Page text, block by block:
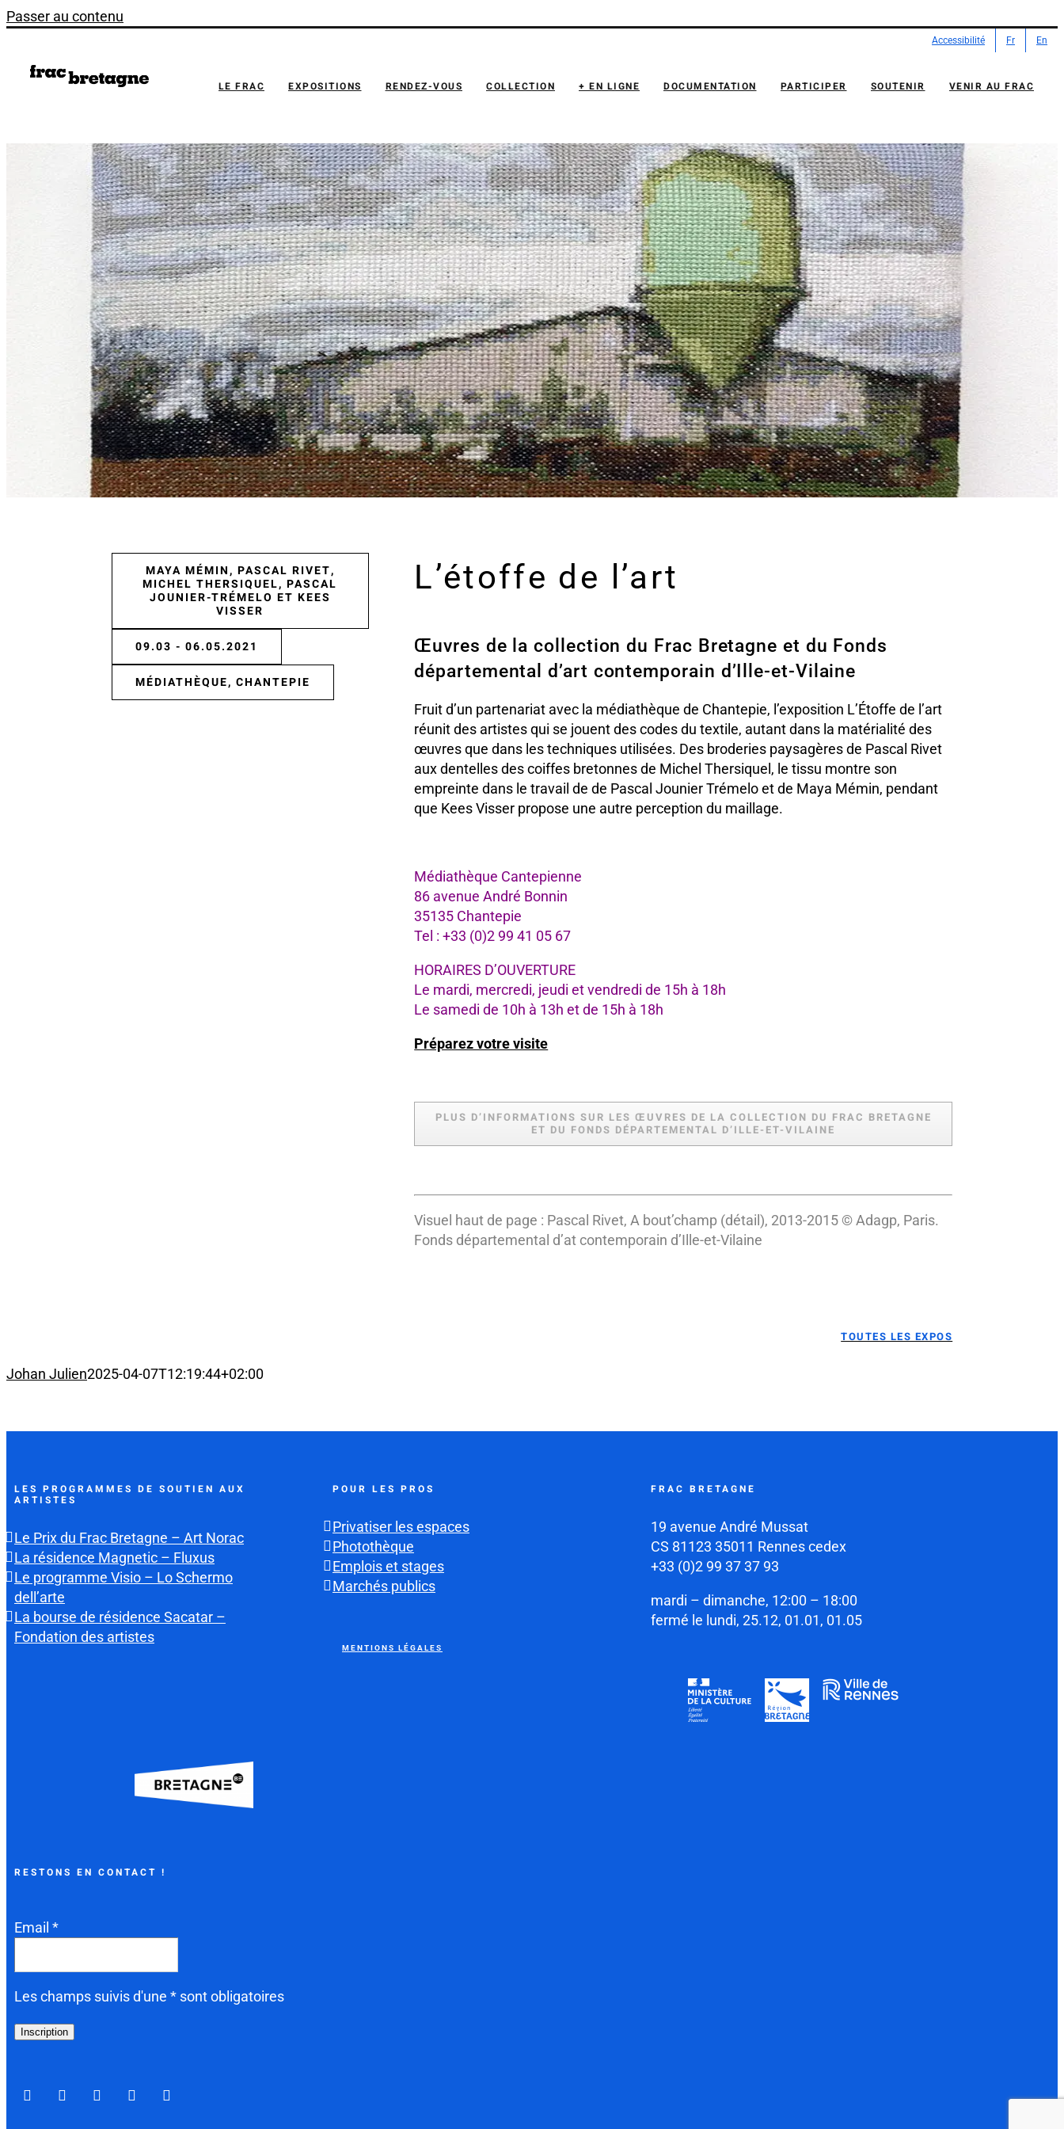
Passer au contenu
Accessibilité Fr En
LE FRAC EXPOSITIONS RENDEZ-VOUS COLLECTION + EN LIGNE DOCUMENTATION PARTICIPER SOUTENIR VENIR AU FRAC
MAYA MÉMIN, PASCAL RIVET,
MICHEL THERSIQUEL, PASCAL
JOUNIER-TRÉMELO ET KEES
VISSER
09.03 - 06.05.2021
MÉDIATHÈQUE, CHANTEPIE
L’étoffe de l’art
Œuvres de la collection du Frac Bretagne et du Fonds
départemental d’art contemporain d’Ille-et-Vilaine
Fruit d’un partenariat avec la médiathèque de Chantepie, l’exposition L’Étoffe de l’art
réunit des artistes qui se jouent des codes du textile, autant dans la matérialité des
œuvres que dans les techniques utilisées. Des broderies paysagères de Pascal Rivet
aux dentelles des coiffes bretonnes de Michel Thersiquel, le tissu montre son
empreinte dans le travail de de Pascal Jounier Trémelo et de Maya Mémin, pendant
que Kees Visser propose une autre perception du maillage.
Médiathèque Cantepienne
86 avenue André Bonnin
35135 Chantepie
Tel : +33 (0)2 99 41 05 67
HORAIRES D’OUVERTURE
Le mardi, mercredi, jeudi et vendredi de 15h à 18h
Le samedi de 10h à 13h et de 15h à 18h
Préparez votre visite
PLUS D’INFORMATIONS SUR LES ŒUVRES DE LA COLLECTION DU FRAC BRETAGNE
ET DU FONDS DÉPARTEMENTAL D’ILLE-ET-VILAINE
Visuel haut de page : Pascal Rivet, A bout’champ (détail), 2013-2015 © Adagp, Paris.
Fonds départemental d’at contemporain d’Ille-et-Vilaine
TOUTES LES EXPOS
Johan Julien2025-04-07T12:19:44+02:00
LES PROGRAMMES DE SOUTIEN AUX
ARTISTES
Le Prix du Frac Bretagne – Art Norac
La résidence Magnetic – Fluxus
Le programme Visio – Lo Schermo
dell’arte
La bourse de résidence Sacatar –
Fondation des artistes
POUR LES PROS
Privatiser les espaces
Photothèque
Emplois et stages
Marchés publics
MENTIONS LÉGALES
FRAC BRETAGNE
19 avenue André Mussat
CS 81123 35011 Rennes cedex
+33 (0)2 99 37 37 93
mardi – dimanche, 12:00 – 18:00
fermé le lundi, 25.12, 01.01, 01.05
RESTONS EN CONTACT !
Email *
Les champs suivis d'une * sont obligatoires